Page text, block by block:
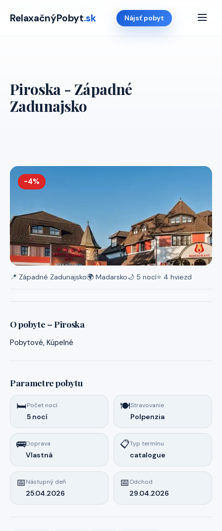
RelaxačnýPobyt.sk Nájsť pobyt
Piroska
Piroska - Západné
Zadunajsko
-4%
📍 Západné Zadunajsko🌍 Madarsko🌙 5 nocí⭐ 4 hviezd
O pobyte – Piroska
Pobytové, Kúpelné
Parametre pobytu
🛏️Počet nocí
5 nocí
🍽️Stravovanie
Polpenzia
🚌Doprava
Vlastná
📋Typ termínu
catalogue
📅Nástupný deň
25.04.2026
📅Odchod
29.04.2026